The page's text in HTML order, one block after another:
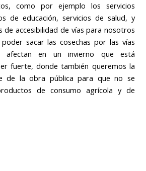
como por ejemplo los servicios
de educación, servicios de salud, y
de accesibilidad de vías para nosotros
sacar las cosechas por las vías
afectan en un invierno que está
fuerte, donde también queremos la
de la obra pública para que no se
de consumo agrícola y de